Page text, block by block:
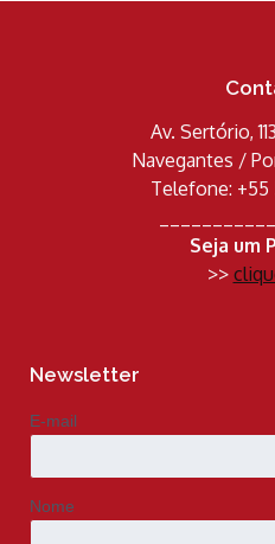
Av. Sertório,
Navegantes /
Telefone: +55
Seja um
>>
Newsletter
E-mail
Nome